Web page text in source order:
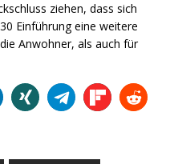
ziehen, dass sich
Einführung eine weitere
Anwohner, als auch für